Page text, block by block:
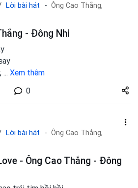
Lời bài hát
Ông Cao Thắng,
- Đông Nhi
... Xem thêm
0
Share
zuto.vn
Lời bài hát
Ông Cao Thắng,
- Ông Cao Thắng - Đông